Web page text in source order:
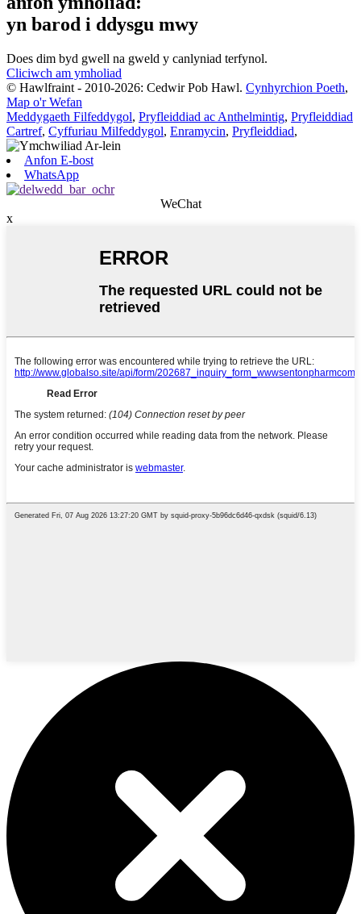
yn barod i ddysgu mwy
Does dim byd gwell na gweld y canlyniad terfynol.
Cliciwch am ymholiad
© Hawlfraint - 2010-2026: Cedwir Pob Hawl. Cynhyrchion Poeth,
Map o'r Wefan
Meddygaeth Filfeddygol, Pryfleiddiad ac Anthelmintig, Pryfleiddiad
Cartref, Cyffuriau Milfeddygol, Enramycin, Pryfleiddiad,
Anfon E-bost
WhatsApp
WeChat
x